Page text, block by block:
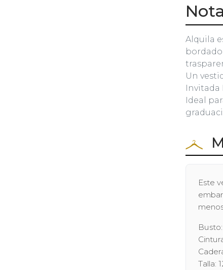
Alquila
Un
Invitada
Ideal
Este
Talla: